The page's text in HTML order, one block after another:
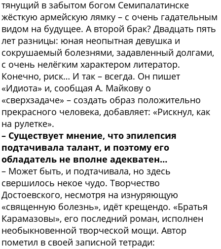
тянущий в забытом богом Семипалатинске
жёсткую армейскую лямку – с очень гадательным
видом на будущее. А второй брак? Двадцать пять
лет разницы: юная неопытная девушка и
сокрушаемый болезнями, задавленный долгами,
с очень нелёгким характером литератор.
Конечно, риск… И так – всегда. Он пишет
«Идиота» и, сообщая А. Майкову о
«сверхзадаче» – создать образ положительно
прекрасного человека, добавляет: «Рискнул, как
на рулетке».
– Существует мнение, что эпилепсия
подтачивала талант, и поэтому его
обладатель не вполне адекватен…
– Может быть, и подтачивала, но здесь
свершилось некое чудо. Творчество
Достоевского, несмотря на изнуряющую
«священную болезнь», идёт крещендо. «Братья
Карамазовы», его последний роман, исполнен
необыкновенной творческой мощи. Автор
пометил в своей записной тетради: